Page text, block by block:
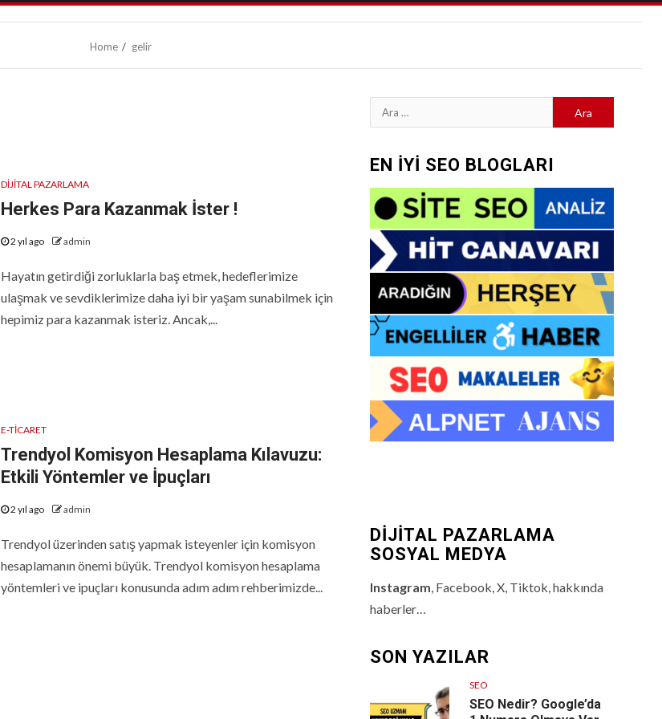
Home gelir
DIJITAL PAZARLAMA
Herkes Para Kazanmak İster !
2 yıl ago admin
Hayatın getirdiği zorluklarla baş etmek, hedeflerimize
ulaşmak ve sevdiklerimize daha iyi bir yaşam sunabilmek için
hepimiz para kazanmak isteriz. Ancak,...
E-TICARET
Trendyol Komisyon Hesaplama Kılavuzu:
Etkili Yöntemler ve İpuçları
2 yıl ago admin
Trendyol üzerinden satış yapmak isteyenler için komisyon
hesaplamanın önemi büyük. Trendyol komisyon hesaplama
yöntemleri ve ipuçları konusunda adım adım rehberimizde...
Arama:
EN İYİ SEO BLOGLARI
DİJİTAL PAZARLAMA
SOSYAL MEDYA
Instagram , Facebook, X, Tiktok, hakkında
haberler…
SON YAZILAR
SEO
SEO Nedir? Google’da